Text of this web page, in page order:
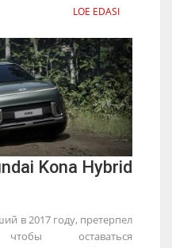
LOE EDASI
Kona Hybrid
в 2017 году, претерпел
оставаться